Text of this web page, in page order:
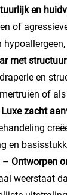
en
of
met structuur
en
of
zacht
en
Ontworpen
weerstaat